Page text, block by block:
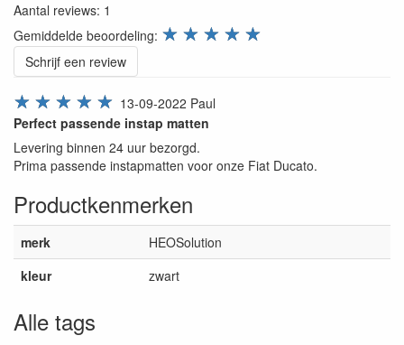
Aantal reviews: 1
Gemiddelde beoordeling: review.stars ☆
☆
☆
☆
☆
Schrijf een review
☆
☆
☆
☆
☆ 13-09-2022 Paul
Perfect passende instap matten
Levering binnen 24 uur bezorgd.
Prima passende instapmatten voor onze Fiat Ducato.
Productkenmerken
merk
HEOSolution
kleur
zwart
Alle tags